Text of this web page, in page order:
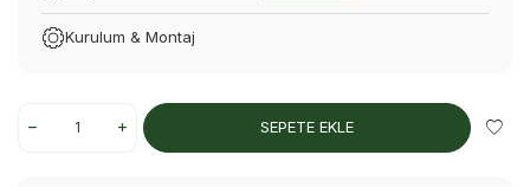
Kurulum & Montaj
SEPETE EKLE